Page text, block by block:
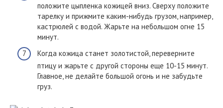
положите цыпленка кожицей вниз. Сверху положите
тарелку и прижмите каким-нибудь грузом, например,
кастрюлей с водой. Жарьте на небольшом огне 15
минут.
Когда кожица станет золотистой, переверните
птицу и жарьте с другой стороны еще 10-15 минут.
Главное, не делайте большой огонь и не забудьте
груз.